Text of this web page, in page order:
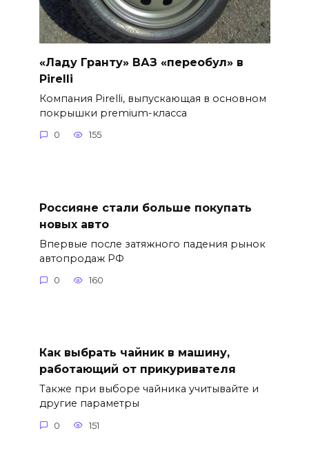
«Ладу Гранту» ВАЗ «переобул» в
Pirelli
Компания Pirelli, выпускающая в основном
покрышки premium-класса
0 155
Россияне стали больше покупать
новых авто
Впервые после затяжного падения рынок
автопродаж РФ
0 160
Как выбрать чайник в машину,
работающий от прикуривателя
Также при выборе чайника учитывайте и
другие параметры
0 151